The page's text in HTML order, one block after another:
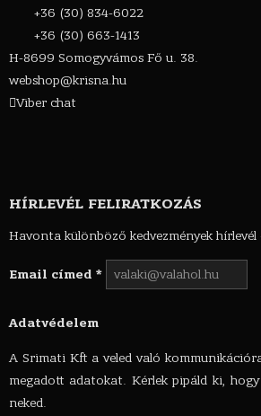
+36 (30) 834-6022
+36 (30) 663-1413
H-8699 Somogyvámos Fő u. 38.
webshop@krisna.hu
Viber chat
HÍRLEVÉL FELIRATKOZÁS
Havonta különböző kedvezmények
Email címed *
Adatvédelem
A Srimati Kft a veled való
megadott adatokat. Kérlek pipáld ki, hogy
neked.